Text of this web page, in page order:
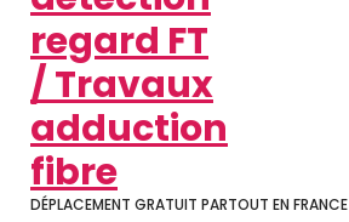
DÉPLACEMENT GRATUIT PARTOUT EN FRANCE